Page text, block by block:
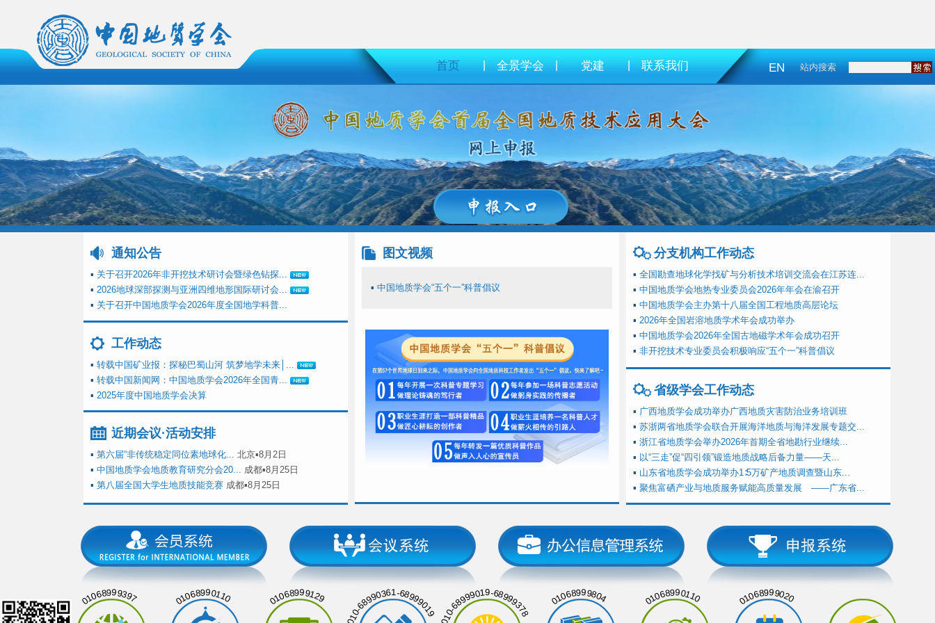
首页 | 全景学会 | 党建 | 联系我们 EN 站内搜索
通知公告
▪ 关于召开2026年非开挖技术研讨会暨绿色钻探...
▪ 2026地球深部探测与亚洲四维地形国际研讨会...
▪ 关于召开中国地质学会2026年度全国地学科普...
工作动态
▪ 转载中国矿业报：探秘巴蜀山河 筑梦地学未来│...
▪ 转载中国新闻网：中国地质学会2026年全国青...
▪ 2025年度中国地质学会决算
近期会议·活动安排
▪ 第六届“非传统稳定同位素地球化... 北京▪8月2日
▪ 中国地质学会地质教育研究分会20... 成都▪8月25日
▪ 第八届全国大学生地质技能竞赛 成都▪8月25日
图文视频
▪ 中国地质学会“五个一”科普倡议
分支机构工作动态
▪ 全国勘查地球化学找矿与分析技术培训交流会在江苏连...
▪ 中国地质学会地热专业委员会2026年年会在渝召开
▪ 中国地质学会主办第十八届全国工程地质高层论坛
▪ 2026年全国岩溶地质学术年会成功举办
▪ 中国地质学会2026年全国古地磁学术年会成功召开
▪ 非开挖技术专业委员会积极响应“五个一”科普倡议
省级学会工作动态
▪ 广西地质学会成功举办广西地质灾害防治业务培训班
▪ 苏浙两省地质学会联合开展海洋地质与海洋发展专题交...
▪ 浙江省地质学会举办2026年首期全省地勘行业继续...
▪ 以“三走”促“四引领”锻造地质战略后备力量——天...
▪ 山东省地质学会成功举办1∶5万矿产地质调查暨山东...
▪ 聚焦富硒产业与地质服务赋能高质量发展 ——广东省...
01068999397 01068990110 01068999129 010-68990361-68999019 010-68999019-68999378 01068999804 01068990110 01068999020